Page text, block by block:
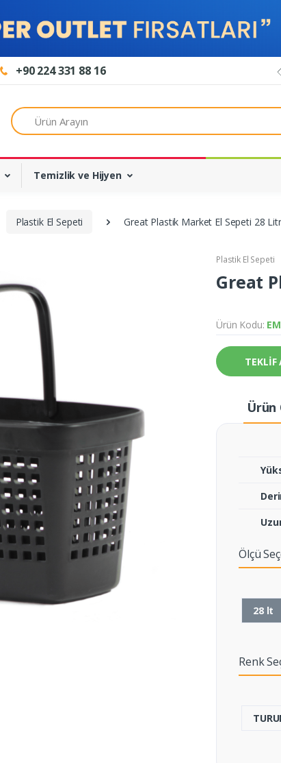
+90 224 331 88 16
Ürün Arayın
Temizlik ve Hijyen
Plastik El Sepeti Great Plastik Market El Sepeti 28
Plastik El Sepeti
Great
Ürün Kodu:
TEKLİF
Ürün
Ölçü
28 lt
Renk